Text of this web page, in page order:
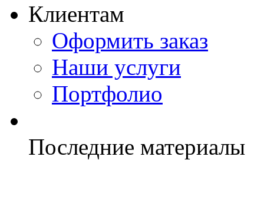
Клиентам
Оформить заказ
Наши услуги
Портфолио
Последние материалы